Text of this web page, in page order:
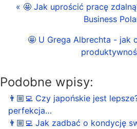
« 🤩 Jak uprościć pracę
Business
🤩 U Grega Albrechta - jak
Podobne wpisy:
👨🏼‍💻 Czy japońskie jest
perfekcja…
👨🏼‍💻 Jak zadbać o kondycję